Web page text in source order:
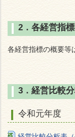
2．各経営指
各経営指標の概要等
3．経営比較
令和元年度